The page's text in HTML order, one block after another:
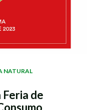
NATURAL
de